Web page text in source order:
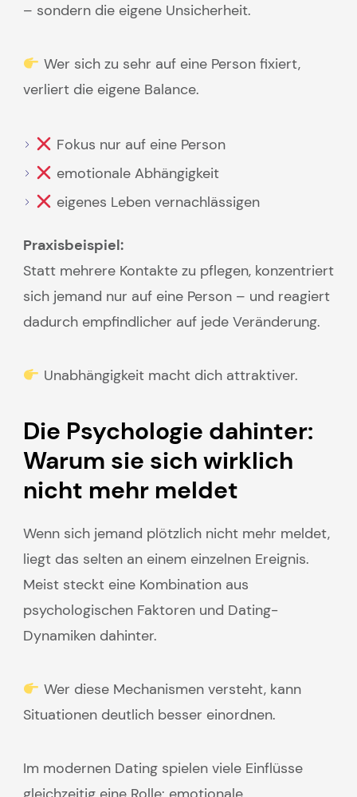
– sondern die eigene Unsicherheit.
Wer sich zu sehr auf eine Person fixiert,
verliert die eigene Balance.
Fokus nur auf eine Person
emotionale Abhängigkeit
eigenes Leben vernachlässigen
Praxisbeispiel:
Statt mehrere Kontakte zu pflegen, konzentriert
sich jemand nur auf eine Person – und reagiert
dadurch empfindlicher auf jede Veränderung.
Unabhängigkeit macht dich attraktiver.
Die Psychologie dahinter:
Warum sie sich wirklich
nicht mehr meldet
Wenn sich jemand plötzlich nicht mehr meldet,
liegt das selten an einem einzelnen Ereignis.
Meist steckt eine Kombination aus
psychologischen Faktoren und Dating-
Dynamiken dahinter.
Wer diese Mechanismen versteht, kann
Situationen deutlich besser einordnen.
Im modernen Dating spielen viele Einflüsse